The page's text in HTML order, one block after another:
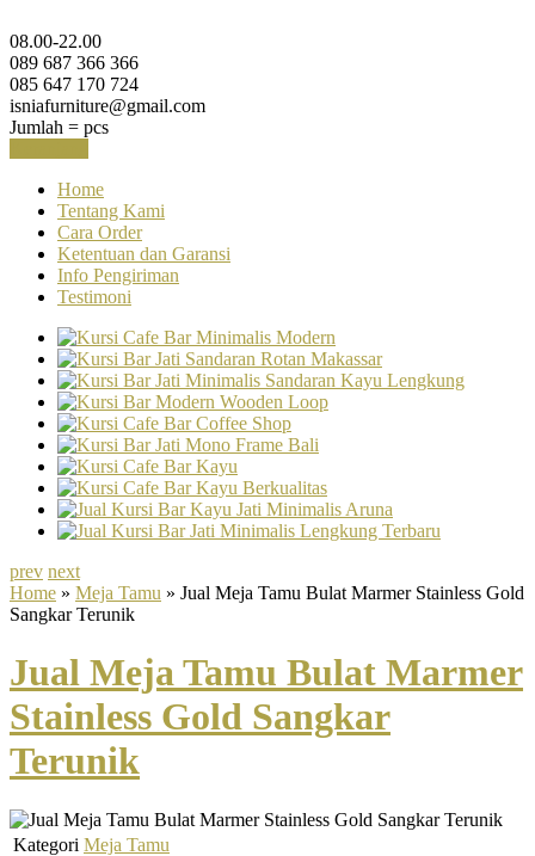
08.00-22.00
089 687 366 366
085 647 170 724
isniafurniture@gmail.com
Jumlah = pcs
Home
Tentang Kami
Cara Order
Ketentuan dan Garansi
Info Pengiriman
Testimoni
prev next
Home » Meja Tamu » Jual Meja Tamu Bulat Marmer Stainless Gold
Sangkar Terunik
Jual Meja Tamu Bulat Marmer
Stainless Gold Sangkar
Terunik
Kategori Meja Tamu